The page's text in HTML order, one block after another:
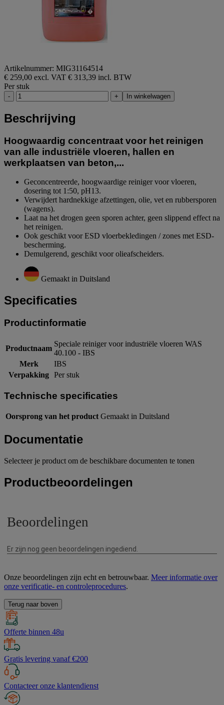
Artikelnummer: MIG31164514
€ 259,00 excl. VAT € 313,39 incl. BTW
Per stuk
- + In winkelwagen
Beschrijving
Hoogwaardig concentraat voor het reinigen
van alle industriële vloeren, hallen en
werkplaatsen van beton,...
Geconcentreerde, hoogwaardige reiniger voor vloeren,
dosering tot 1:50, pH13.
Verwijdert hardnekkige afzettingen, olie, vet en rubbersporen
(wagens).
Laat na het drogen geen sporen achter, geen slippend effect na
het reinigen.
Ook geschikt voor ESD vloerbekledingen / zones met ESD-
bescherming.
Demulgerend, geschikt voor olieafscheiders.
Gemaakt in Duitsland
Specificaties
Productinformatie
Productnaam
Speciale reiniger voor industriële vloeren WAS
40.100 - IBS
Merk
IBS
Verpakking Per stuk
Technische specificaties
Oorsprong van het product Gemaakt in Duitsland
Documentatie
Selecteer je product om de beschikbare documenten te tonen
Productbeoordelingen
Onze beoordelingen zijn echt en betrouwbaar. Meer informatie over
onze verificatie- en controleprocedures.
Terug naar boven
Offerte binnen 48u
Gratis levering vanaf €200
Contacteer onze klantendienst